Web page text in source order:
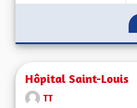
Hôpital Saint-Louis
TT